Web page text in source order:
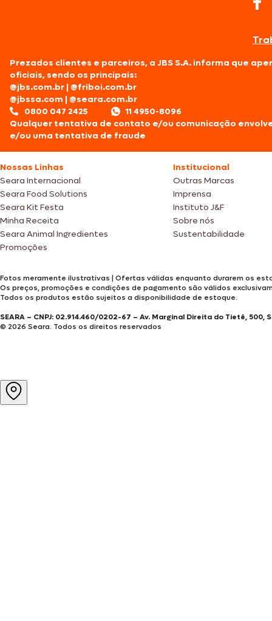
Prezados clientes e parceiros, a JBS S.A. informa que
oficiais, sendo os principais:
@jbs.com.br |@friboi.com.br
@jbssa.com |@seara.com.br
0800 047 2425
11 4950-8096
Qualquer tentativa de contato e/ou comunicação
e/ou uma tentativa de fraude
Nossas Linhas
Seara Internacional
Seara Food Solutions
Seara Kit Festa
Minha Receita
Seara Animal Ingredientes
Promoções
Institucional
Outras Marcas
Imprensa
Instituto J&F
Sobre nós
Sustentabilidade
Fotos meramente ilustrativas | Ofertas válidas enquanto durarem os
Os preços, promoções e condições de pagamento são válidos
Todos os produtos estão sujeitos a disponibilidade de estoque.
SEARA – CNPJ: 02.914.460/0202-67 – Av. Marginal Direita do Tietê, 500,
© 2026 Seara. Todos os direitos reservados